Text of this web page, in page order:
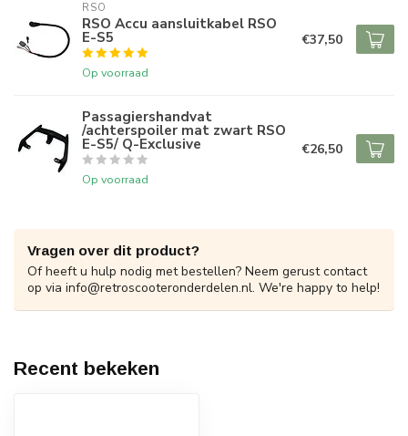
RSO
RSO Accu aansluitkabel RSO
E-S5
Op voorraad
€37,50
Passagiershandvat
/achterspoiler mat zwart RSO
E-S5/ Q-Exclusive
Op voorraad
€26,50
Vragen over dit product?
Of heeft u hulp nodig met bestellen? Neem gerust contact
op via info@retroscooteronderdelen.nl. We're happy to help!
Recent bekeken